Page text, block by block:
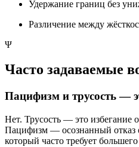
Удержание границ без
Различение между
Ψ
Часто задаваемые
Пацифизм и трусость —
Нет. Трусость — это избегание
Пацифизм — осознанный отказ
который часто требует